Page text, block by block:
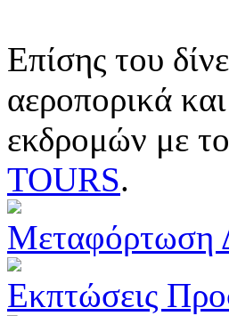
Επίσης του
αεροπορικά
εκδρομών με
TOURS.
Μεταφόρτωση
Εκπτώσεις